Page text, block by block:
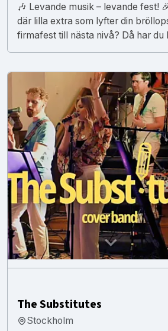
🎶 Levande musik – levande fest!
där lilla extra som lyfter din
firmafest till nästa nivå? Då har du
The Substitutes
Stockholm